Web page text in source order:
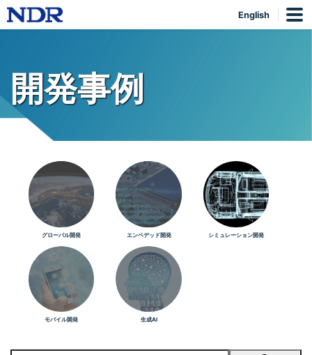
English
開発事例
グローバル開発 エンベデッド開発 シミュレーション開発
モバイル開発 生成AI